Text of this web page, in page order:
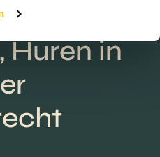
Huren in